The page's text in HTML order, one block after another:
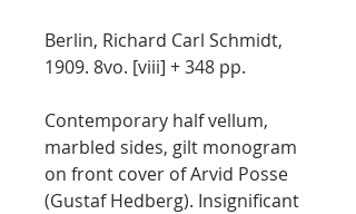
Berlin, Richard Carl Schmidt,
1909. 8vo. [viii] + 348 pp.
Contemporary half vellum,
marbled sides, gilt monogram
on front cover of Arvid Posse
(Gustaf Hedberg). Insignificant